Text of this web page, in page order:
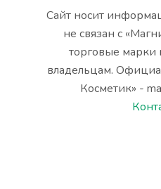
Сайт носит
не связан с
торговые марки
владельцам.
Косметик» -